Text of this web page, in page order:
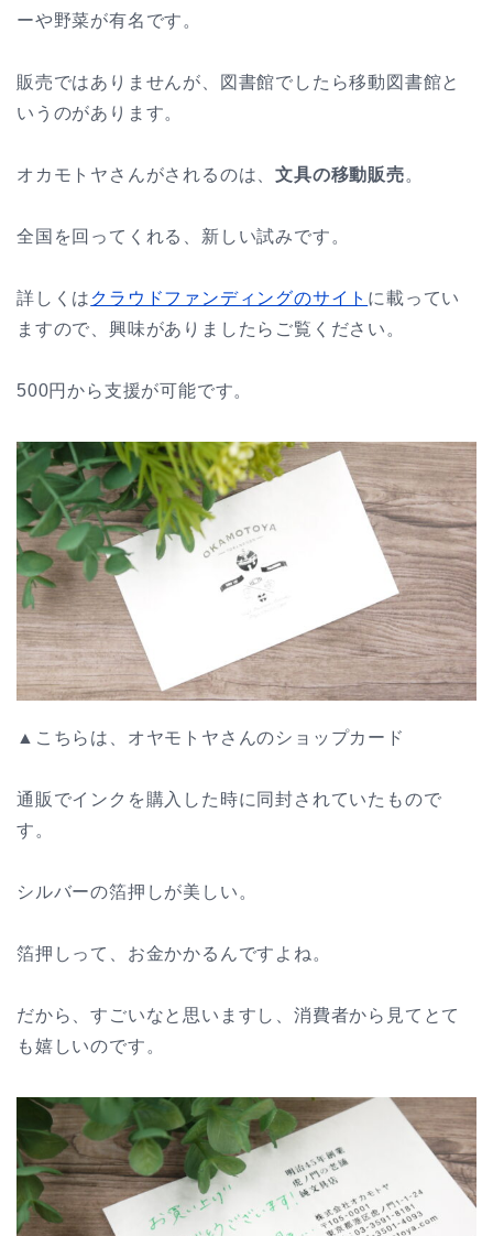
ーや野菜が有名です。
販売ではありませんが、図書館でしたら移動図書館と
いうのがあります。
オカモトヤさんがされるのは、文具の移動販売。
全国を回ってくれる、新しい試みです。
詳しくは クラウドファンディングのサイト に載ってい
ますので、興味がありましたらご覧ください。
500円から支援が可能です。
▲こちらは、オヤモトヤさんのショップカード
通販でインクを購入した時に同封されていたもので
す。
シルバーの箔押しが美しい。
箔押しって、お金かかるんですよね。
だから、すごいなと思いますし、消費者から見てとて
も嬉しいのです。